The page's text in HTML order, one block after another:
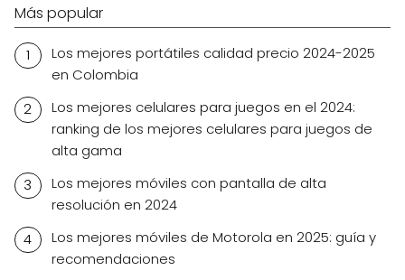
Más popular
Los mejores portátiles calidad precio 2024-2025
en Colombia
Los mejores celulares para juegos en el 2024:
ranking de los mejores celulares para juegos de
alta gama
Los mejores móviles con pantalla de alta
resolución en 2024
Los mejores móviles de Motorola en 2025: guía y
recomendaciones